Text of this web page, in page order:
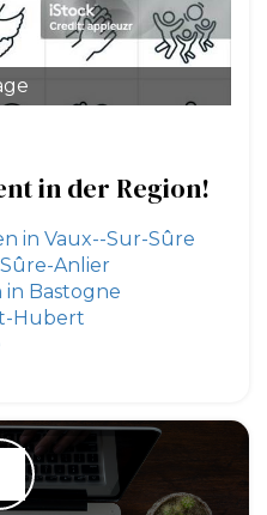
in der Region!
in Vaux--Sur-Sûre
Anlier
Bastogne
Hubert